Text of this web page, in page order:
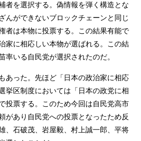
者を選択する。偽情報を弾く構造とな
んができないブロックチェーンと同じ
者は本物に投票する。この結果有能で
家に相応しい本物が選ばれる。この結
率いる自民党が選択されたのだ。
あった。先ほど「日本の政治家に相応
挙区制度においては「日本の政党に相
投票する。このため今回は自民党高市
があり自民党への投票となったため反
、石破茂、岩屋毅、村上誠一郎、平将